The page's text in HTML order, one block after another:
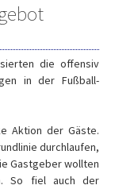
die offensiv
in der Fußball-
Aktion der Gäste.
durchlaufen,
Gastgeber wollten
So fiel auch der